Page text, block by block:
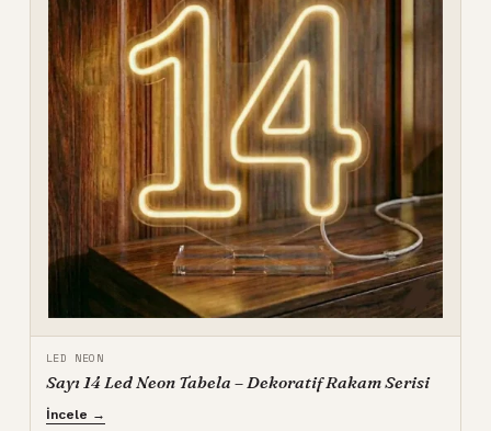
LED NEON
Sayı 14 Led Neon Tabela – Dekoratif Rakam Serisi
İncele →